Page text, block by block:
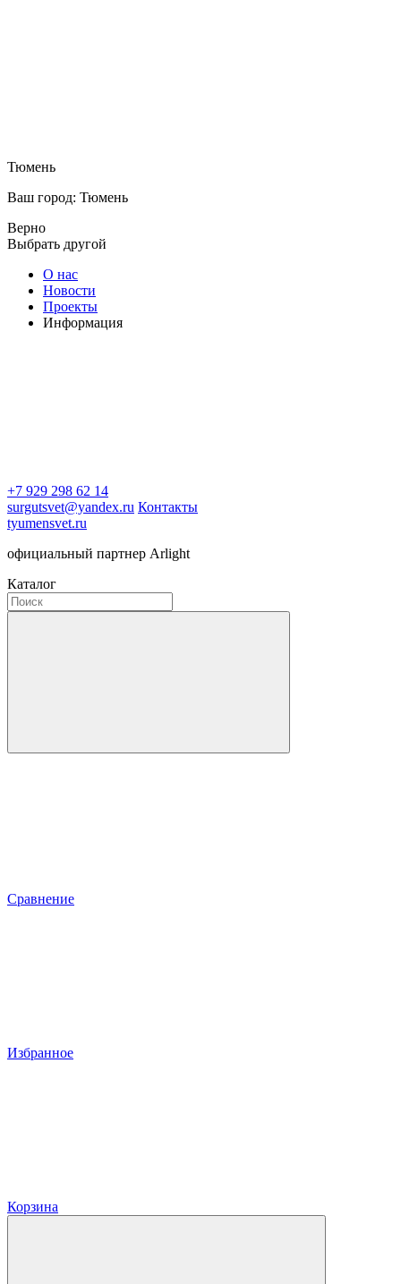
Тюмень
Ваш город: Тюмень
Верно
Выбрать другой
О нас
Новости
Проекты
Информация
+7 929 298 62 14
surgutsvet@yandex.ru Контакты
tyumensvet.ru
официальный партнер Arlight
Каталог
Сравнение
Избранное
Корзина